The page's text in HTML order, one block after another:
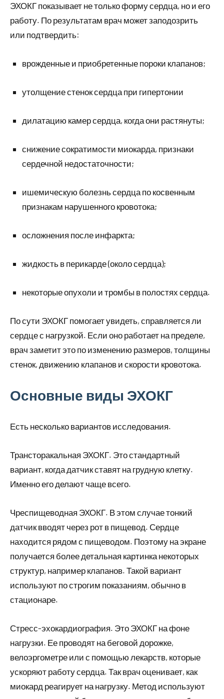
ЭХОКГ показывает не только форму сердца, но и его
работу. По результатам врач может заподозрить
или подтвердить:
врожденные и приобретенные пороки клапанов;
утолщение стенок сердца при гипертонии
дилатацию камер сердца, когда они растянуты;
снижение сократимости миокарда, признаки
сердечной недостаточности;
ишемическую болезнь сердца по косвенным
признакам нарушенного кровотока;
осложнения после инфаркта;
жидкость в перикарде (около сердца);
некоторые опухоли и тромбы в полостях сердца.
По сути ЭХОКГ помогает увидеть, справляется ли
сердце с нагрузкой. Если оно работает на пределе,
врач заметит это по изменению размеров, толщины
стенок, движению клапанов и скорости кровотока.
Основные виды ЭХОКГ
Есть несколько вариантов исследования.
Трансторакальная ЭХОКГ. Это стандартный
вариант, когда датчик ставят на грудную клетку.
Именно его делают чаще всего.
Чреспищеводная ЭХОКГ. В этом случае тонкий
датчик вводят через рот в пищевод. Сердце
находится рядом с пищеводом. Поэтому на экране
получается более детальная картинка некоторых
структур, например клапанов. Такой вариант
используют по строгим показаниям, обычно в
стационаре.
Стресс-эхокардиография. Это ЭХОКГ на фоне
нагрузки. Ее проводят на беговой дорожке,
велоэргометре или с помощью лекарств, которые
ускоряют работу сердца. Так врач оценивает, как
миокард реагирует на нагрузку. Метод используют